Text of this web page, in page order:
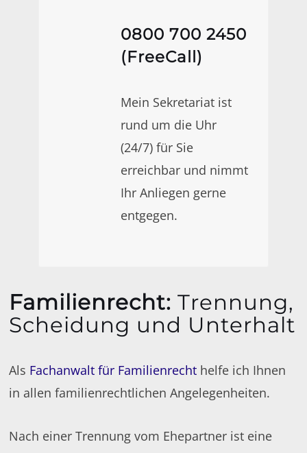
0800 700 2450
(FreeCall)
Mein Sekretariat ist
rund um die Uhr
(24/7) für Sie
erreichbar und nimmt
Ihr Anliegen gerne
entgegen.
Familienrecht: Trennung,
Scheidung und Unterhalt
Als Fachanwalt für Familienrecht helfe ich Ihnen
in allen familienrechtlichen Angelegenheiten.
Nach einer Trennung vom Ehepartner ist eine